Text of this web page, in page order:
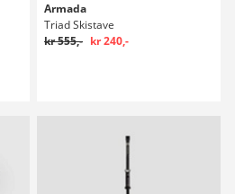
Armada
Triad Skistave
kr 555,- kr 240,-